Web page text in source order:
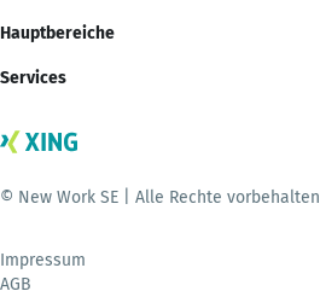
Hauptbereiche
Services
© New Work SE | Alle Rechte vorbehalten
Impressum
AGB